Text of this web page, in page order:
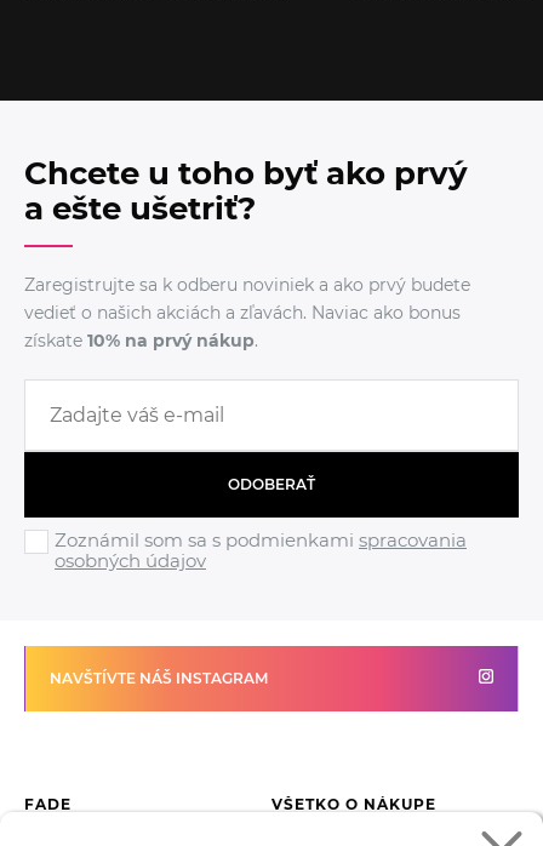
Chcete u toho byť ako prvý
a ešte ušetriť?
Zaregistrujte sa k odberu noviniek a ako prvý budete
vedieť o našich akciách a zľavách. Naviac ako bonus
získate 10% na prvý nákup.
ODOBERAŤ
Zoznámil som sa s podmienkami spracovania
osobných údajov
NAVŠTÍVTE NÁŠ INSTAGRAM
FADE
VŠETKO O NÁKUPE